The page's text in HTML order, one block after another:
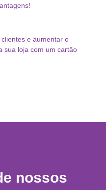
e aumentar o
sua loja com um cartão
nossos